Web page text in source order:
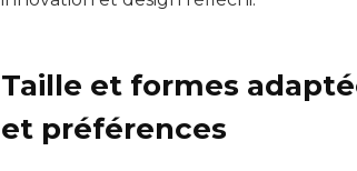
Taille et formes
et préférences